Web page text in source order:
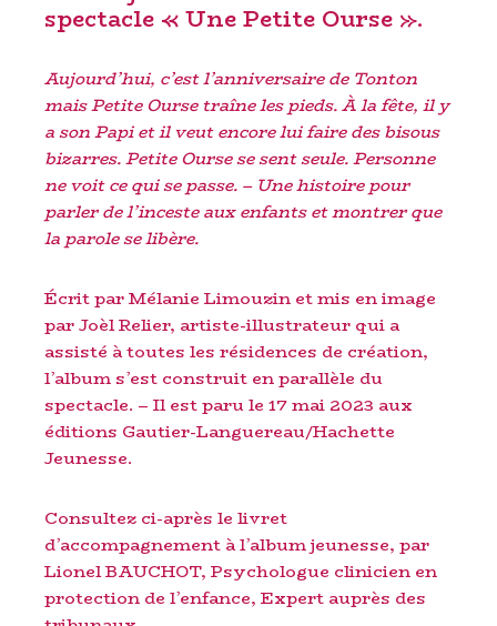
spectacle « Une Petite Ourse ».
Aujourd’hui, c’est l’anniversaire de Tonton
mais Petite Ourse traîne les pieds. À la fête, il y
a son Papi et il veut encore lui faire des bisous
bizarres. Petite Ourse se sent seule. Personne
ne voit ce qui se passe. – Une histoire pour
parler de l’inceste aux enfants et montrer que
la parole se libère.
Écrit par Mélanie Limouzin et mis en image
par Joèl Relier, artiste-illustrateur qui a
assisté à toutes les résidences de création,
l’album s’est construit en parallèle du
spectacle. – Il est paru le 17 mai 2023 aux
éditions Gautier-Languereau/Hachette
Jeunesse.
Consultez ci-après le livret
d’accompagnement à l’album jeunesse, par
Lionel BAUCHOT, Psychologue clinicien en
protection de l’enfance, Expert auprès des